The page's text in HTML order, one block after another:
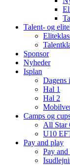
Talent- og
Sponsor
Nyheder
Isplan
Dagens
Hal 1
Hal 2
Camps og
All Star
U10
Pay and play
Pay and